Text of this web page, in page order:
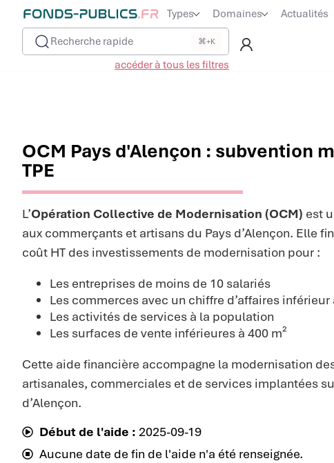
Types Domaines
Actualités
Recherche rapide
⌘+K
accéder à tous les filtres
OCM Pays d'Alençon : subvention
TPE
L’Opération Collective de Modernisation (OCM) est
aux commerçants et artisans du Pays d’Alençon. Elle
coût HT des investissements de modernisation pour :
Les entreprises de moins de 10 salariés
Les commerces avec un chiffre d’affaires inférieur
Les activités de services à la population
Les surfaces de vente inférieures à 400 m²
Cette aide financière accompagne la modernisation
artisanales, commerciales et de services implantées
d’Alençon.
Début de l'aide : 2025-09-19
Aucune date de fin de l'aide n'a été renseignée.